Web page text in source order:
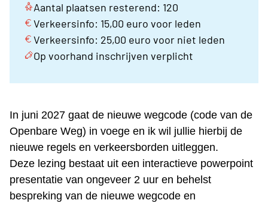
Aantal plaatsen resterend: 120
Verkeersinfo: 15,00 euro voor leden
Verkeersinfo: 25,00 euro voor niet leden
Op voorhand inschrijven verplicht
In juni 2027 gaat de nieuwe wegcode (code van de
Openbare Weg) in voege en ik wil jullie hierbij de
nieuwe regels en verkeersborden uitleggen.
Deze lezing bestaat uit een interactieve powerpoint
presentatie van ongeveer 2 uur en behelst
bespreking van de nieuwe wegcode en